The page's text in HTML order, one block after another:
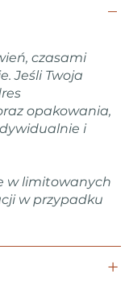
czasami
Jeśli Twoja
opakowania,
i
w limitowanych
w przypadku